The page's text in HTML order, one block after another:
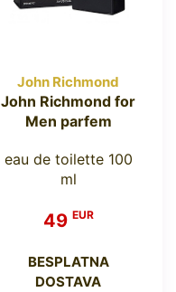
John Richmond
John Richmond for
Men parfem
eau de toilette 100
ml
49 EUR
BESPLATNA
DOSTAVA